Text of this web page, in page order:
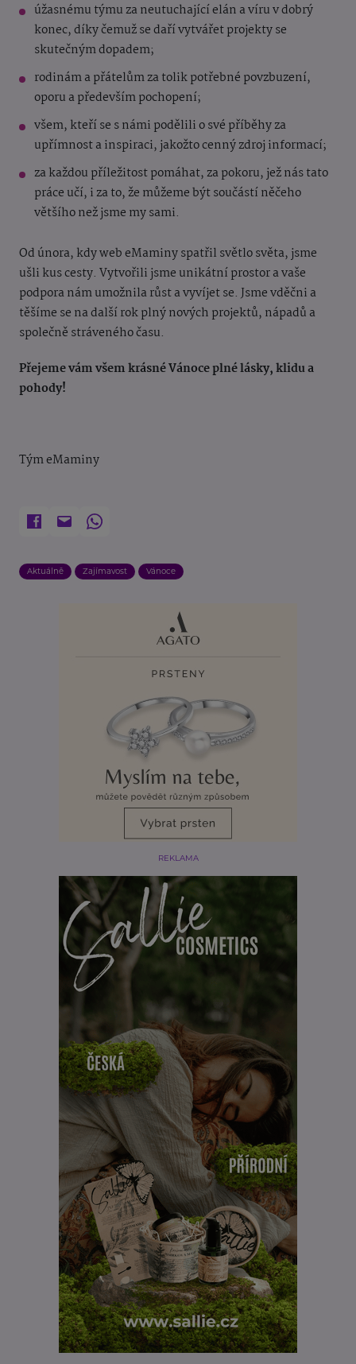
úžasnému týmu za neutuchající elán a víru v dobrý
konec, díky čemuž se daří vytvářet projekty se
skutečným dopadem;
rodinám a přátelům za tolik potřebné povzbuzení,
oporu a především pochopení;
všem, kteří se s námi podělili o své příběhy za
upřímnost a inspiraci, jakožto cenný zdroj informací;
za každou příležitost pomáhat, za pokoru, jež nás tato
práce učí, i za to, že můžeme být součástí něčeho
většího než jsme my sami.
Od února, kdy web eMaminy spatřil světlo světa, jsme
ušli kus cesty. Vytvořili jsme unikátní prostor a vaše
podpora nám umožnila růst a vyvíjet se. Jsme vděčni a
těšíme se na další rok plný nových projektů, nápadů a
společně stráveného času.
Přejeme vám všem krásné Vánoce plné lásky, klidu a
pohody!
Tým eMaminy
Aktuálně Zajímavost Vánoce
REKLAMA